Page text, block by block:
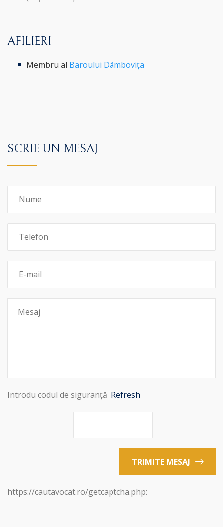
AFILIERI
Membru al Baroului Dâmbovița
SCRIE UN MESAJ
Introdu codul de siguranță Refresh
TRIMITE MESAJ
https://cautavocat.ro/getcaptcha.php: